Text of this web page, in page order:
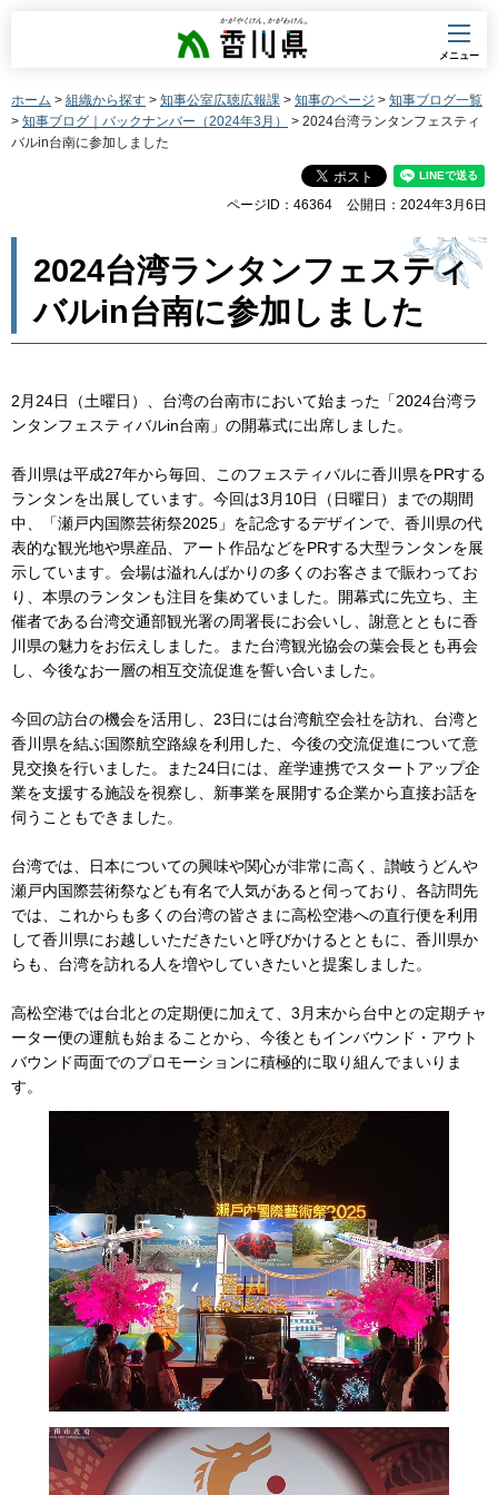
香川県
メニュー
ホーム > 組織から探す > 知事公室広聴広報課 > 知事のページ > 知事ブログ一覧
> 知事ブログ｜バックナンバー（2024年3月）
> 2024台湾ランタンフェスティ
バルin台南に参加しました
ページID：46364 公開日：2024年3月6日
2024台湾ランタンフェスティ
バルin台南に参加しました
2月24日（土曜日）、台湾の台南市において始まった「2024台湾ラ
ンタンフェスティバルin台南」の開幕式に出席しました。
香川県は平成27年から毎回、このフェスティバルに香川県をPRする
ランタンを出展しています。今回は3月10日（日曜日）までの期間
中、「瀬戸内国際芸術祭2025」を記念するデザインで、香川県の代
表的な観光地や県産品、アート作品などをPRする大型ランタンを展
示しています。会場は溢れんばかりの多くのお客さまで賑わってお
り、本県のランタンも注目を集めていました。開幕式に先立ち、主
催者である台湾交通部観光署の周署長にお会いし、謝意とともに香
川県の魅力をお伝えしました。また台湾観光協会の葉会長とも再会
し、今後なお一層の相互交流促進を誓い合いました。
今回の訪台の機会を活用し、23日には台湾航空会社を訪れ、台湾と
香川県を結ぶ国際航空路線を利用した、今後の交流促進について意
見交換を行いました。また24日には、産学連携でスタートアップ企
業を支援する施設を視察し、新事業を展開する企業から直接お話を
伺うこともできました。
台湾では、日本についての興味や関心が非常に高く、讃岐うどんや
瀬戸内国際芸術祭なども有名で人気があると伺っており、各訪問先
では、これからも多くの台湾の皆さまに高松空港への直行便を利用
して香川県にお越しいただきたいと呼びかけるとともに、香川県か
らも、台湾を訪れる人を増やしていきたいと提案しました。
高松空港では台北との定期便に加えて、3月末から台中との定期チャ
ーター便の運航も始まることから、今後ともインバウンド・アウト
バウンド両面でのプロモーションに積極的に取り組んでまいりま
す。